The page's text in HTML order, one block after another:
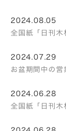
2024.08.05
全国紙「日刊木
2024.07.29
お盆期間中の営
2024.06.28
全国紙「日刊木